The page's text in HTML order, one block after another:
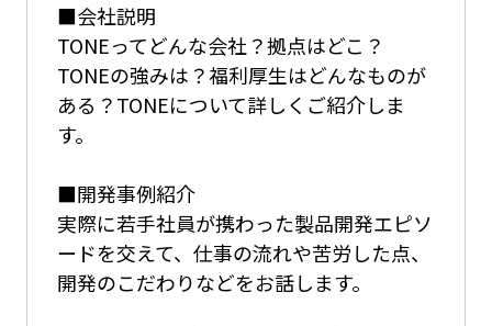
■会社説明
TONEってどんな会社？拠点はどこ？
TONEの強みは？福利厚生はどんなものが
ある？TONEについて詳しくご紹介しま
す。
■開発事例紹介
実際に若手社員が携わった製品開発エピソ
ードを交えて、仕事の流れや苦労した点、
開発のこだわりなどをお話します。